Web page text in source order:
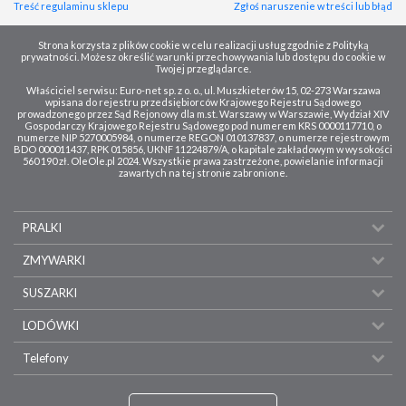
Treść regulaminu sklepu Zgłoś naruszenie w treści lub błąd
Strona korzysta z plików cookie w celu realizacji usług zgodnie z Polityką
prywatności. Możesz określić warunki przechowywania lub dostępu do cookie w
Twojej przeglądarce.
Właściciel serwisu: Euro-net sp. z o. o., ul. Muszkieterów 15, 02-273 Warszawa
wpisana do rejestru przedsiębiorców Krajowego Rejestru Sądowego
prowadzonego przez Sąd Rejonowy dla m.st. Warszawy w Warszawie, Wydział XIV
Gospodarczy Krajowego Rejestru Sądowego pod numerem KRS 0000117710, o
numerze NIP 5270005984, o numerze REGON 010137837, o numerze rejestrowym
BDO 000011437, RPK 015856, UKNF 11224879/A, o kapitale zakładowym w wysokości
560 190 zł. OleOle.pl 2024. Wszystkie prawa zastrzeżone, powielanie informacji
zawartych na tej stronie zabronione.
PRALKI
ZMYWARKI
SUSZARKI
LODÓWKI
Telefony